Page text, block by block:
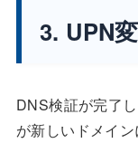
3. UPN
DNS検証が完了
が新しいドメイ